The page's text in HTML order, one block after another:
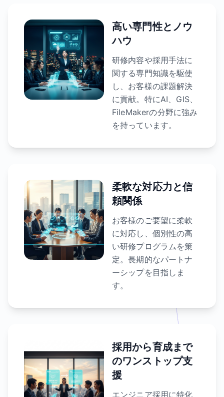
高い専門性とノウ
ハウ
研修内容や採用手法に
関する専門知識を駆使
し、お客様の課題解決
に貢献。特にAI、GIS、
FileMakerの分野に強み
を持っています。
柔軟な対応力と信
頼関係
お客様のご要望に柔軟
に対応し、個別性の高
い研修プログラムを策
定。長期的なパートナ
ーシップを目指しま
す。
採用から育成まで
のワンストップ支
援
エンジニア採用に特化